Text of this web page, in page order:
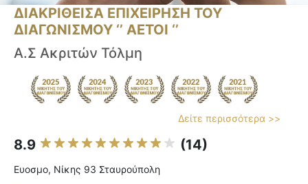
ΔΙΑΚΡΙΘΕΙΣΑ ΕΠΙΧΕΙΡΗΣΗ ΤΟΥ
ΔΙΑΓΩΝΙΣΜΟΥ ‘’ ΑΕΤΟΙ ‘’
Α.Σ Ακριτών Τόλμη
Δείτε περισσότερα >>
8.9 (14)
Ευοσμο, Νίκης 93 Σταυρούπολη